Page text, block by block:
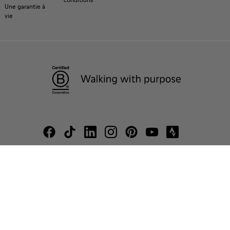
Une garantie à
vie